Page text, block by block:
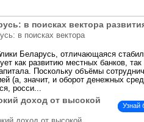
в поисках вектора
Беларусь, отличающаяся
как развитию местных банков, так
Поскольку объёмы
(а, значит, и оборот денежных
росси...
Узнай
доход от высокой